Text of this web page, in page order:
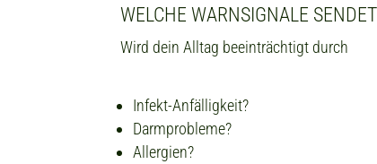
WELCHE WARNSIGNALE
Wird dein Alltag beeinträchtigt durch
Infekt-Anfälligkeit?
Darmprobleme?
Allergien?